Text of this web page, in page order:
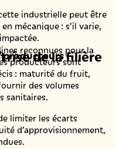
industrielle peut être
mécanique : s’il varie,
de la filière
producteurs
reconnues pour la
producteurs sont
: maturité du fruit,
des volumes
sanitaires.
limiter les écarts
d’approvisionnement,